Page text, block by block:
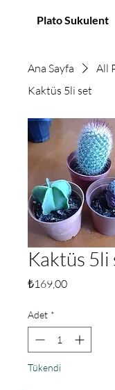
Plato Sukulent
Ana Sayfa
All
Kaktüs 5li set
Kaktüs 5li
₺169,00Fiyat
Adet *
Tükendi